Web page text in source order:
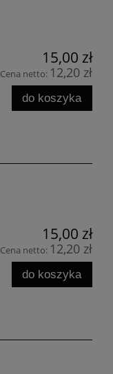
15,00 zł
Cena netto: 12,20 zł
do koszyka
15,00 zł
Cena netto: 12,20 zł
do koszyka